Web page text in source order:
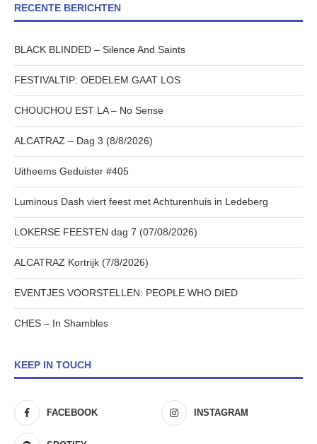
RECENTE BERICHTEN
BLACK BLINDED – Silence And Saints
FESTIVALTIP: OEDELEM GAAT LOS
CHOUCHOU EST LA – No Sense
ALCATRAZ – Dag 3 (8/8/2026)
Uitheems Geduister #405
Luminous Dash viert feest met Achturenhuis in Ledeberg
LOKERSE FEESTEN dag 7 (07/08/2026)
ALCATRAZ Kortrijk (7/8/2026)
EVENTJES VOORSTELLEN: PEOPLE WHO DIED
CHES – In Shambles
KEEP IN TOUCH
FACEBOOK INSTAGRAM